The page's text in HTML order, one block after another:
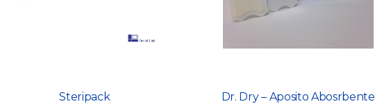
Steripack
Dr. Dry – Aposito Abosrbente